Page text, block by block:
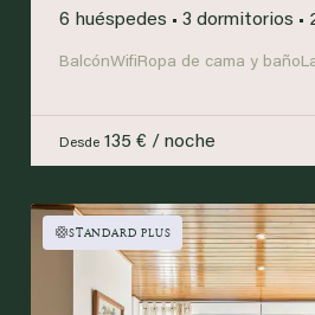
6 huéspedes • 3 dormitorios •
BalcónWifi Ropa de cama y baño
Desde 135 € / noche
STANDARD PLUS